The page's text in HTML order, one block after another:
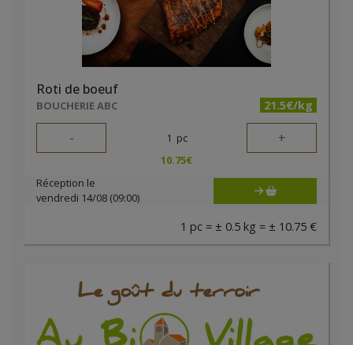
Roti de boeuf
BOUCHERIE ABC 21.5€/kg
- 1 pc +
10.75€
Réception le
vendredi 14/08 (09:00)
1 pc = ± 0.5 kg = ± 10.75 €